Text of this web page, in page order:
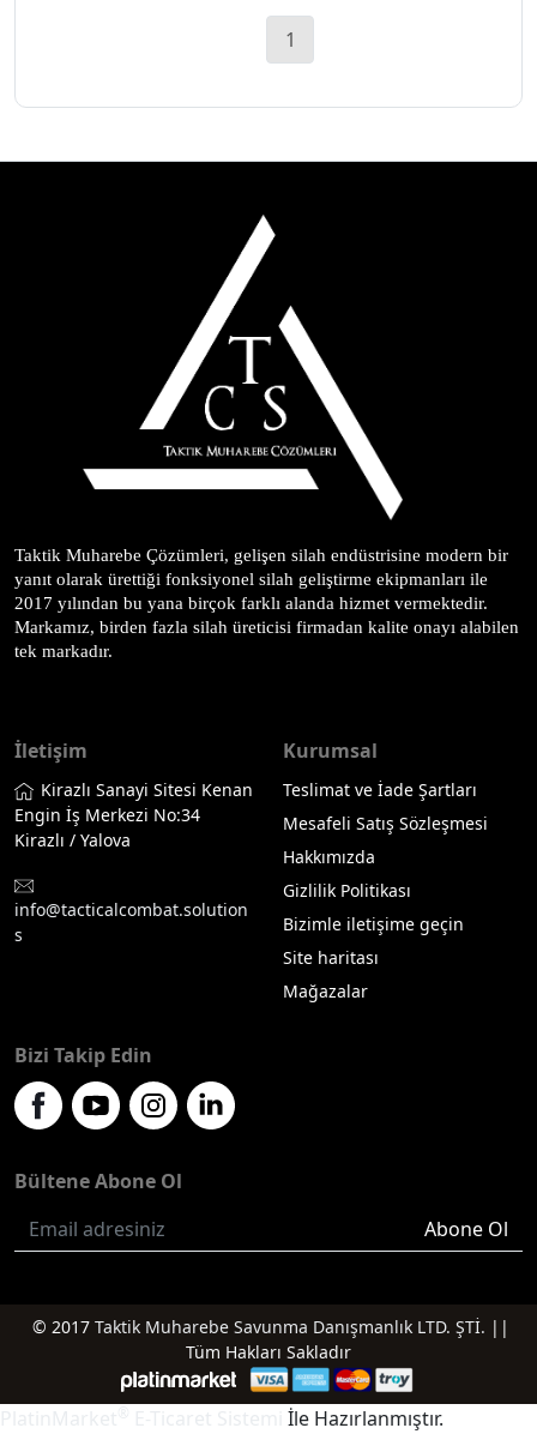
1
Taktik Muharebe Çözümleri, gelişen silah endüstrisine modern bir
yanıt olarak ürettiği fonksiyonel silah geliştirme ekipmanları ile
2017 yılından bu yana birçok farklı alanda hizmet vermektedir.
Markamız, birden fazla silah üreticisi firmadan kalite onayı alabilen
tek markadır.
İletişim
Kirazlı Sanayi Sitesi Kenan
Engin İş Merkezi No:34
Kirazlı / Yalova
info@tacticalcombat.solution
s
Kurumsal
Teslimat ve İade Şartları
Mesafeli Satış Sözleşmesi
Hakkımızda
Gizlilik Politikası
Bizimle iletişime geçin
Site haritası
Mağazalar
Bizi Takip Edin
Bültene Abone Ol
Abone Ol
© 2017 Taktik Muharebe Savunma Danışmanlık LTD. ŞTİ. ||
Tüm Hakları Sakladır
İle Hazırlanmıştır.